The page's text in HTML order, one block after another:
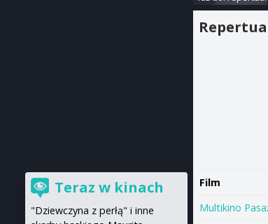
Film
Multikino
Teraz w kinach
"Dziewczyna z perłą" i inne